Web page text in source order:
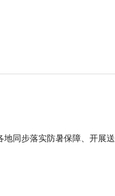
地同步落实防暑保障、开展